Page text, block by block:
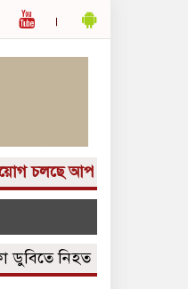
আপনার কাছে একটি
নিহত পরিবারের পাশে